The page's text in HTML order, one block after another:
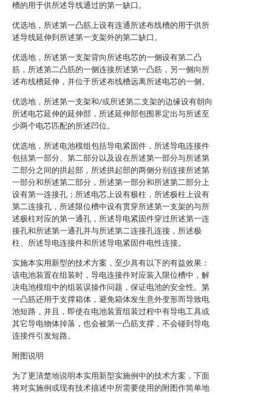
槽的用于供所述导线通过的第一缺口。
优选地，所述第一凸筋上设有连通所述布线槽的用于供所
述导线延伸到所述第一支架外的第二缺口。
优选地，所述第一支架背向所述电芯的一侧设有第二凸
筋，所述第二凸筋的一侧连接所述第一凸筋，另一侧向所
述布线槽延伸，并位于所述布线槽远离所述电芯的一侧。
优选地，所述第一支架和/或所述第二支架的边缘设有朝向
所述电芯延伸的延伸部，所述延伸部包围界定出与所述至
少两个电芯匹配的所述凹位。
优选地，所述电池模组包括导电紧固件，所述导电连接件
包括第一部分、第二部分以及设在所述第一部分与所述第
二部分之间的拱起部，所述拱起部的两侧分别连接所述第
一部分和所述第二部分，所述第一部分和所述第二部分上
设有第一连接孔；所述电芯上设有极柱，所述极柱上设有
第二连接孔，所述限位槽中设有贯穿所述第一支架的与所
述极柱对应的第一通孔，所述导电紧固件穿过所述第一连
接孔和所述第一通孔并与所述第二连接孔连接，所述极
柱、所述导电连接件和所述导电紧固件电性连接。
实施本实用新型的技术方案，至少具有以下的有益效果：
该电池装置在组装时，导电连接件对应装入限位槽中，解
决电池模组中的组装误操作问题，保证电池的安全性。第
一凸筋还用于支撑箱体，避免箱体发生意外变形而导致电
池短路，并且，即使在电池装置组装过程中有导电工具或
其它导电物体掉落，也会被第一凸筋支撑，不会碰到导电
连接件引发短路。
附图说明
为了更清楚地说明本实用新型实施例中的技术方案，下面
将对实施例或现有技术描述中所需要使用的附图作简单地